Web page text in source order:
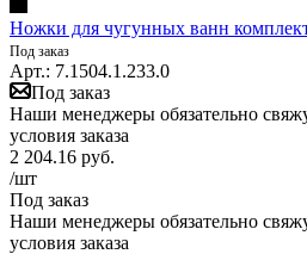
Ножки для чугунных ванн
Под заказ
Арт.: 7.1504.1.233.0
Под заказ
Наши менеджеры обязательно
условия заказа
2 204.16 руб.
/шт
Под заказ
Наши менеджеры обязательно
условия заказа